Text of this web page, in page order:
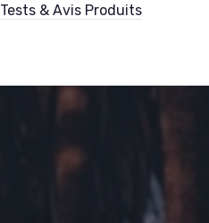
Tests & Avis Produits